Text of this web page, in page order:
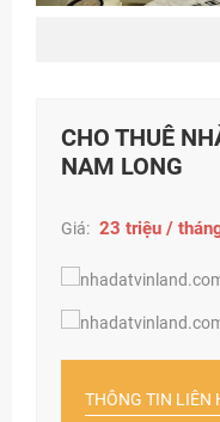
CHO THUÊ
NAM LONG
Giá: 23 triệu /
THÔNG TIN LIÊN